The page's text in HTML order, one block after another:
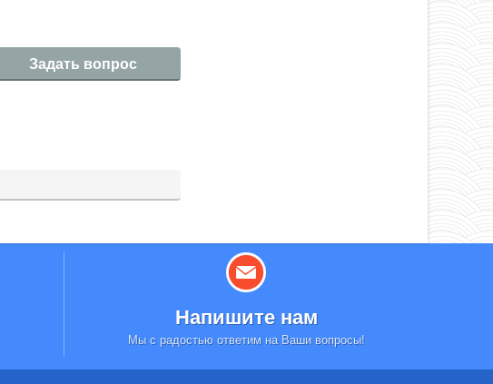
Задать вопрос
Напишите нам
Мы с радостью ответим на Ваши вопросы!